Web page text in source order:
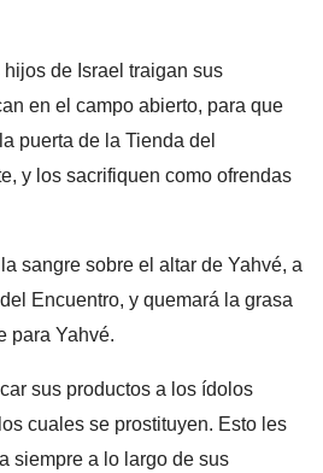
de Israel traigan sus
en el campo abierto, para que
puerta de la Tienda del
y los sacrifiquen como ofrendas
sangre sobre el altar de Yahvé, a
Encuentro, y quemará la grasa
para Yahvé.
sus productos a los ídolos
cuales se prostituyen. Esto les
siempre a lo largo de sus